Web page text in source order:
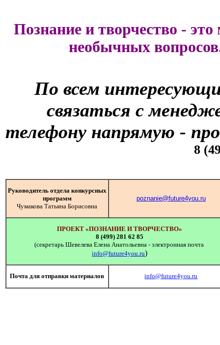
Познание и творчество -
необычных
По всем
связаться с
телефону напрямую -
8
Руководитель отдела конкурсных
программ
Чумакова Татьяна Борисовна
poznanie@future4you.ru
ПРОЕКТ «ПОЗНАНИЕ И ТВОРЧЕСТВО»
8 (499) 281 62 85
(секретарь Шевелева Елена Анатольевна - электронная почта
info@future4you.ru)
Почта для отправки материалов info@future4you.ru